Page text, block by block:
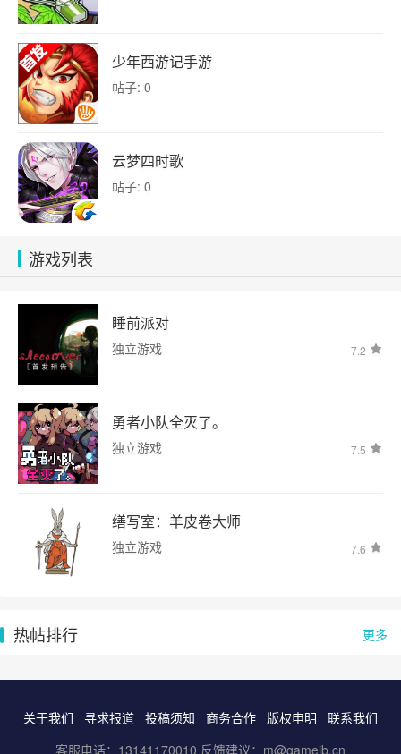
少年西游记手游
帖子: 0
云梦四时歌
帖子: 0
游戏列表
睡前派对
独立游戏 7.2
勇者小队全灭了。
独立游戏 7.5
缮写室：羊皮卷大师
独立游戏 7.6
更多
热帖排行
关于我们 寻求报道 投稿须知 商务合作 版权申明
联系我们
客服电话：13141170010 反馈建议：m@gameib.cn